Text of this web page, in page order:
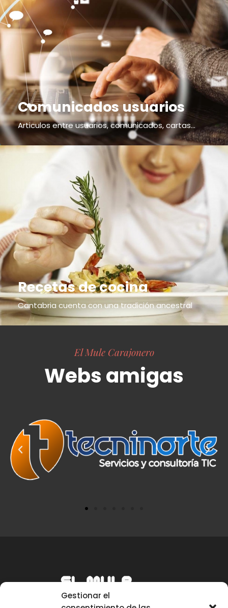
Gestionar el
Comunicados usuarios
Articulos entre usuarios, comunicados, cartas...
Recetas de cocina
Cantabria cuenta con una tradición ancestral
El Mule Carajonero
Webs amigas